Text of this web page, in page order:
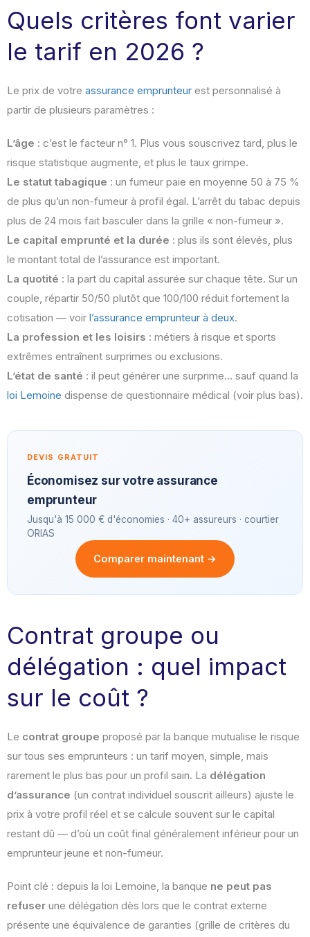
Quels critères font varier
le tarif en 2026 ?
Le prix de votre assurance emprunteur est personnalisé à
partir de plusieurs paramètres :
L’âge : c’est le facteur n° 1. Plus vous souscrivez tard, plus le
risque statistique augmente, et plus le taux grimpe.
Le statut tabagique : un fumeur paie en moyenne 50 à 75 %
de plus qu’un non-fumeur à profil égal. L’arrêt du tabac depuis
plus de 24 mois fait basculer dans la grille « non-fumeur ».
Le capital emprunté et la durée : plus ils sont élevés, plus
le montant total de l’assurance est important.
La quotité : la part du capital assurée sur chaque tête. Sur un
couple, répartir 50/50 plutôt que 100/100 réduit fortement la
cotisation — voir l’assurance emprunteur à deux.
La profession et les loisirs : métiers à risque et sports
extrêmes entraînent surprimes ou exclusions.
L’état de santé : il peut générer une surprime… sauf quand la
loi Lemoine dispense de questionnaire médical (voir plus bas).
DEVIS GRATUIT
Économisez sur votre assurance
emprunteur
Jusqu'à 15 000 € d'économies · 40+ assureurs · courtier
ORIAS
Comparer maintenant →
Contrat groupe ou
délégation : quel impact
sur le coût ?
Le contrat groupe proposé par la banque mutualise le risque
sur tous ses emprunteurs : un tarif moyen, simple, mais
rarement le plus bas pour un profil sain. La délégation
d’assurance (un contrat individuel souscrit ailleurs) ajuste le
prix à votre profil réel et se calcule souvent sur le capital
restant dû — d’où un coût final généralement inférieur pour un
emprunteur jeune et non-fumeur.
Point clé : depuis la loi Lemoine, la banque ne peut pas
refuser une délégation dès lors que le contrat externe
présente une équivalence de garanties (grille de critères du